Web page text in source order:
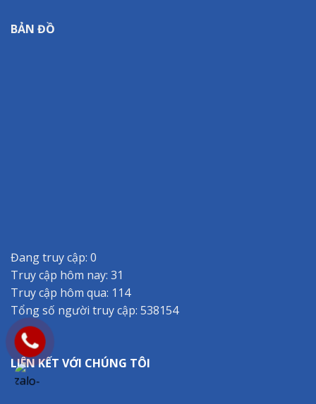
BẢN ĐỒ
Đang truy cập: 0
Truy cập hôm nay: 31
Truy cập hôm qua: 114
Tổng số người truy cập: 538154
LIÊN KẾT VỚI CHÚNG TÔI